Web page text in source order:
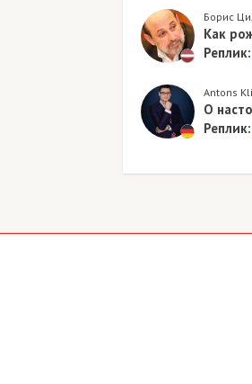
Борис
Как
Реплик:
Antons
О
Реплик: